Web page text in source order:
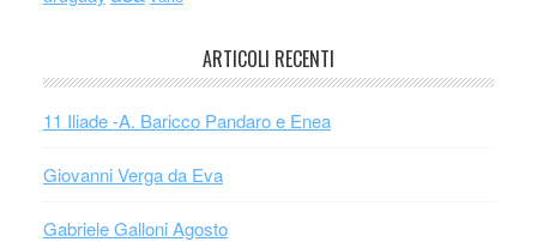
ARTICOLI RECENTI
11 Iliade -A. Baricco Pandaro e Enea
Giovanni Verga da Eva
Gabriele Galloni Agosto